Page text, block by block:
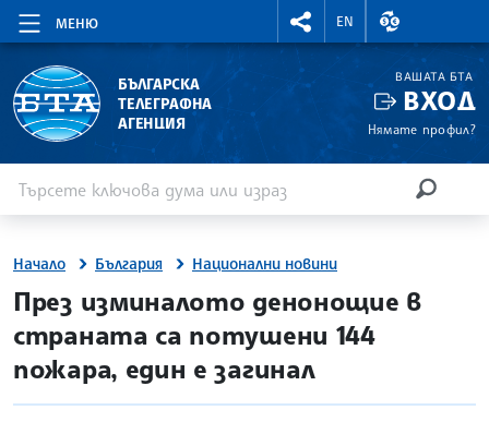
МЕНЮ
RIGHTMENU.SOCIAL
EN
ВАЛУТНИ
БЪЛГАРСКА
ТЕЛЕГРАФНА
АГЕНЦИЯ
ВАШАТА БТА
ВХОД
Нямате профил?
Начало България Национални новини
site.bta
През изминалото денонощие в
страната са потушени 144
пожара, един е загинал